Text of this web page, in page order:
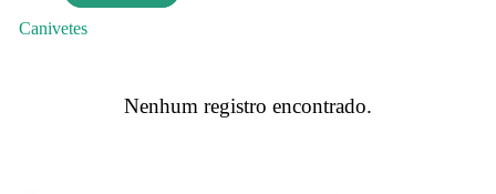
Canivetes
Nenhum registro encontrado.